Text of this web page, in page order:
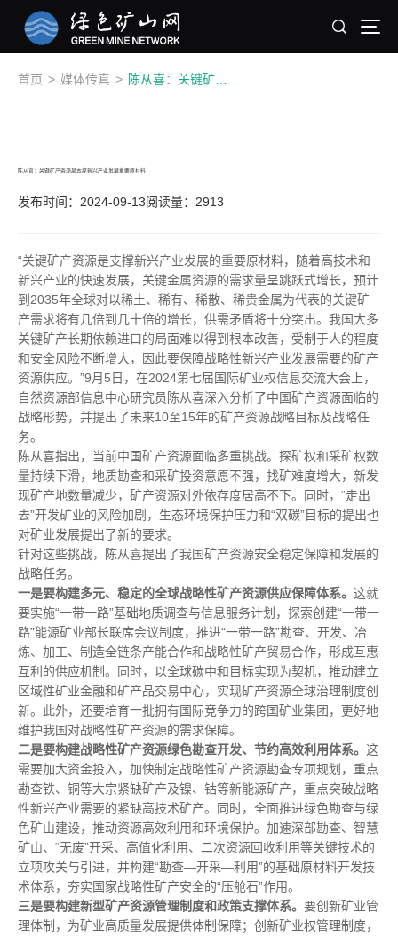
首页 > 媒体传真 >
陈从喜：关键矿产资源是支撑新兴产业发展重要原材料
发布时间：2024-09-13阅读量：2913
“关键矿产资源是支撑新兴产业发展的重要原材料，随着高技术和
新兴产业的快速发展，关键金属资源的需求量呈跳跃式增长，预计
到2035年全球对以稀土、稀有、稀散、稀贵金属为代表的关键矿
产需求将有几倍到几十倍的增长，供需矛盾将十分突出。我国大多
关键矿产长期依赖进口的局面难以得到根本改善，受制于人的程度
和安全风险不断增大，因此要保障战略性新兴产业发展需要的矿产
资源供应。”9月5日，在2024第七届国际矿业权信息交流大会上，
自然资源部信息中心研究员陈从喜深入分析了中国矿产资源面临的
战略形势，并提出了未来10至15年的矿产资源战略目标及战略任
务。
陈从喜指出，当前中国矿产资源面临多重挑战。探矿权和采矿权数
量持续下滑，地质勘查和采矿投资意愿不强，找矿难度增大，新发
现矿产地数量减少，矿产资源对外依存度居高不下。同时，“走出
去”开发矿业的风险加剧，生态环境保护压力和“双碳”目标的提出也
对矿业发展提出了新的要求。
针对这些挑战，陈从喜提出了我国矿产资源安全稳定保障和发展的
战略任务。
一是要构建多元、稳定的全球战略性矿产资源供应保障体系。 这就
要实施“一带一路”基础地质调查与信息服务计划，探索创建“一带一
路”能源矿业部长联席会议制度，推进“一带一路”勘查、开发、冶
炼、加工、制造全链条产能合作和战略性矿产贸易合作，形成互惠
互利的供应机制。同时，以全球碳中和目标实现为契机，推动建立
区域性矿业金融和矿产品交易中心，实现矿产资源全球治理制度创
新。此外，还要培育一批拥有国际竞争力的跨国矿业集团，更好地
维护我国对战略性矿产资源的需求保障。
二是要构建战略性矿产资源绿色勘查开发、节约高效利用体系。 这
需要加大资金投入，加快制定战略性矿产资源勘查专项规划，重点
勘查铁、铜等大宗紧缺矿产及镍、钴等新能源矿产，重点突破战略
性新兴产业需要的紧缺高技术矿产。同时，全面推进绿色勘查与绿
色矿山建设，推动资源高效利用和环境保护。加速深部勘查、智慧
矿山、“无废”开采、高值化利用、二次资源回收利用等关键技术的
立项攻关与引进，并构建“勘查—开采—利用”的基础原材料开发技
术体系，夯实国家战略性矿产安全的“压舱石”作用。
三是要构建新型矿产资源管理制度和政策支撑体系。 要创新矿业管
理体制，为矿业高质量发展提供体制保障；创新矿业权管理制度，